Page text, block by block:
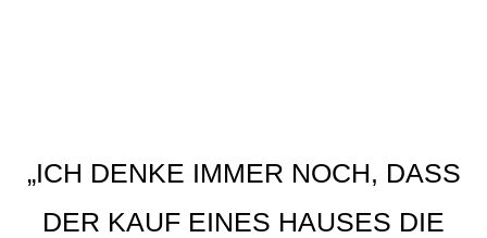
„ICH DENKE IMMER NOCH, DASS
DER KAUF EINES HAUSES DIE